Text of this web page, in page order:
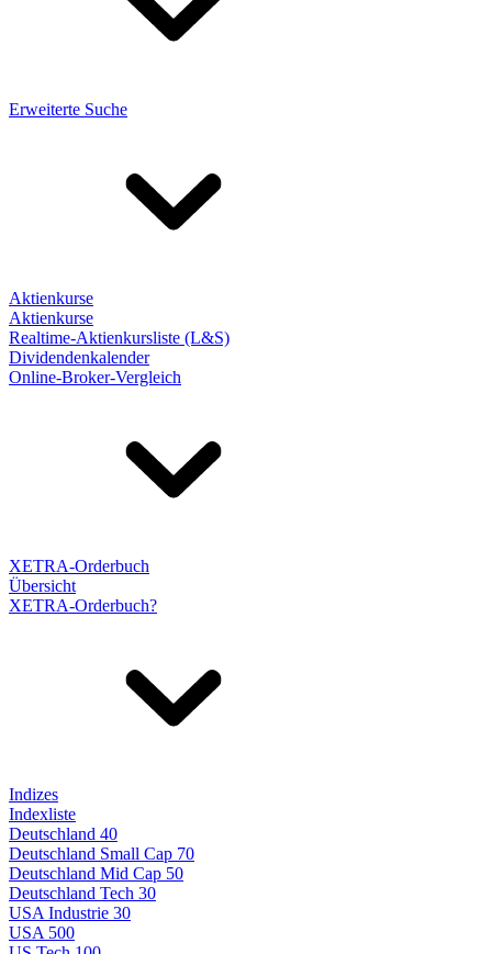
Erweiterte Suche
Aktienkurse
Aktienkurse
Realtime-Aktienkursliste (L&S)
Dividendenkalender
Online-Broker-Vergleich
XETRA-Orderbuch
Übersicht
XETRA-Orderbuch?
Indizes
Indexliste
Deutschland 40
Deutschland Small Cap 70
Deutschland Mid Cap 50
Deutschland Tech 30
USA Industrie 30
USA 500